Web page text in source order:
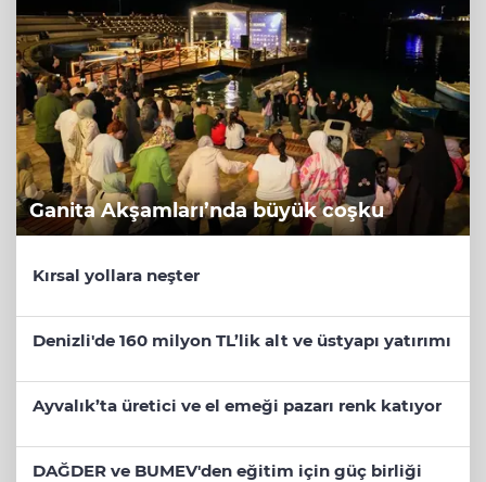
Ganita Akşamları’nda büyük coşku
Kırsal yollara neşter
Denizli'de 160 milyon TL’lik alt ve üstyapı yatırımı
Ayvalık’ta üretici ve el emeği pazarı renk katıyor
DAĞDER ve BUMEV'den eğitim için güç birliği